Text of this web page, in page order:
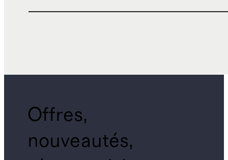
Offres,
nouveautés,